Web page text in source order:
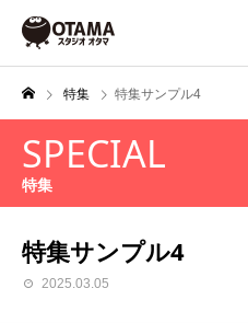
特集 特集サンプル4
SPECIAL
特集
特集サンプル4
2025.03.05